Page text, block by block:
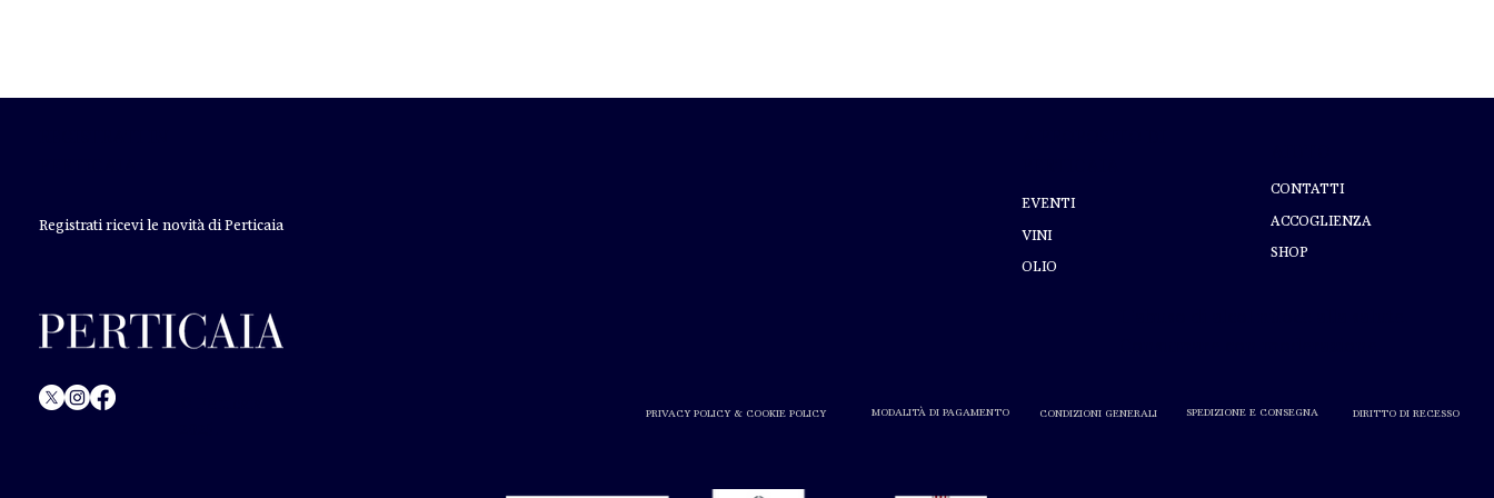
Registrati ricevi le novità di Perticaia
EVENTI
VINI
OLIO
CONTATTI
ACCOGLIENZA
SHOP
PRIVACY POLICY & COOKIE POLICY MODALITÀ DI PAGAMENTO CONDIZIONI GENERALI SPEDIZIONE E CONSEGNA DIRITTO DI RECESSO